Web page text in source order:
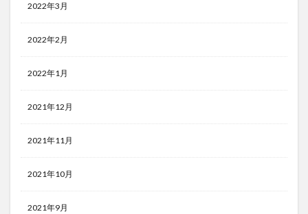
2022年3月
2022年2月
2022年1月
2021年12月
2021年11月
2021年10月
2021年9月